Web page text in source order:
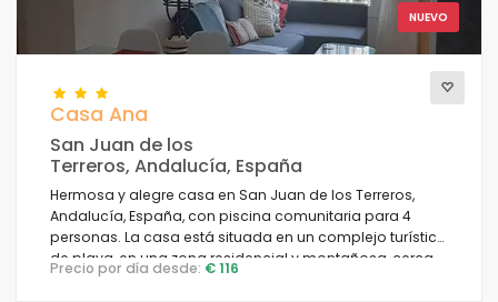
NUEVO
Casa Ana
San Juan de los
Terreros, Andalucía, España
Hermosa y alegre casa en San Juan de los Terreros,
Andalucía, España, con piscina comunitaria para 4
personas. La casa está situada en un complejo turístico
de playa, en una zona residencial y montañosa, cerca
de tiendas y supermercados y a 100 m de la playa.
Precio por día desde: € 116